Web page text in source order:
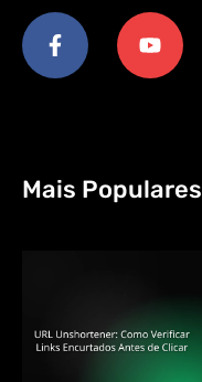
Mais Populares